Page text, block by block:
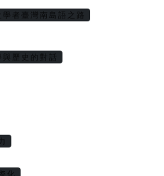
者臺灣南島語之路
歷史的對話
化